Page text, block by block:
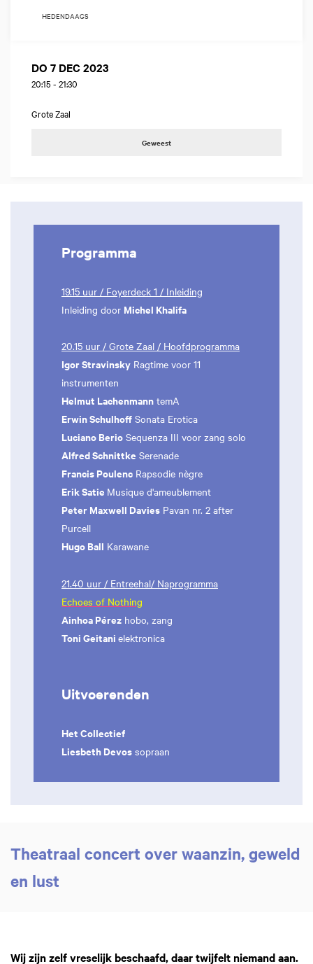
HEDENDAAGS
DO 7 DEC 2023
20:15 - 21:30
Grote Zaal
Geweest
Programma
19.15 uur / Foyerdeck 1 / Inleiding
Inleiding door Michel Khalifa
20.15 uur / Grote Zaal / Hoofdprogramma
Igor Stravinsky Ragtime voor 11
instrumenten
Helmut Lachenmann temA
Erwin Schulhoff Sonata Erotica
Luciano Berio Sequenza III voor zang solo
Alfred Schnittke Serenade
Francis Poulenc Rapsodie nègre
Erik Satie Musique d'ameublement
Peter Maxwell Davies Pavan nr. 2 after
Purcell
Hugo Ball Karawane
21.40 uur / Entreehal/ Naprogramma
Echoes of Nothing
Ainhoa Pérez hobo, zang
Toni Geitani elektronica
Uitvoerenden
Het Collectief
Liesbeth Devos sopraan
Theatraal concert over waanzin, geweld
en lust
Wij zijn zelf vreselijk beschaafd, daar twijfelt niemand aan.